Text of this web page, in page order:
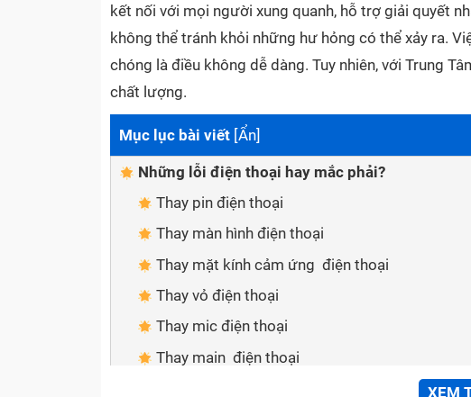
kết nối với mọi người xung quanh, hỗ trợ giải quyết
không thể tránh khỏi những hư hỏng có thể xảy ra.
chóng là điều không dễ dàng. Tuy nhiên, với Trung
chất lượng.
Mục lục bài viết [Ẩn]
Những lỗi điện thoại hay mắc phải?
Thay pin điện thoại
Thay màn hình điện thoại
Thay mặt kính cảm ứng điện thoại
Thay vỏ điện thoại
Thay mic điện thoại
Thay main điện thoại
An tâm về dịch vụ khi sửa chữa điện thoại tạiXEM